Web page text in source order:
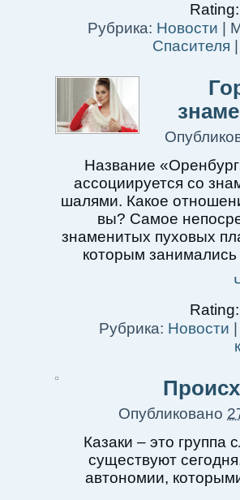
Рубрика: Новости
Спасителя
Название
ассоциируется со
шалями. Какое
вы? Самое
знаменитых пуховых
которым занимались
Рубрика: Новости
Опубликовано
Казаки – это группа
существуют
автономии,